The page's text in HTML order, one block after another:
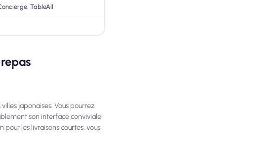
TableAll
japonaises. Vous pourrez
son interface conviviale
les livraisons courtes, vous